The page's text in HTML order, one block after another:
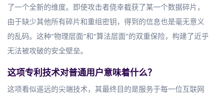
了一个全新的维度。即使攻击者侥幸截获了某一个数据碎片，
由于缺少其他所有碎片和重组密钥，得到的信息也是毫无意义
的乱码。这种“物理层面”和“算法层面”的双重保险，构建了近乎
无法被攻破的安全壁垒。
这项专利技术对普通用户意味着什么？
这项看似遥远的尖端技术，其最终目的是服务于每一位互联网